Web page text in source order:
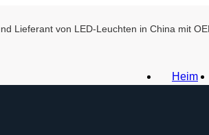
Lieferant von LED-Leuchten in China mit
Heim